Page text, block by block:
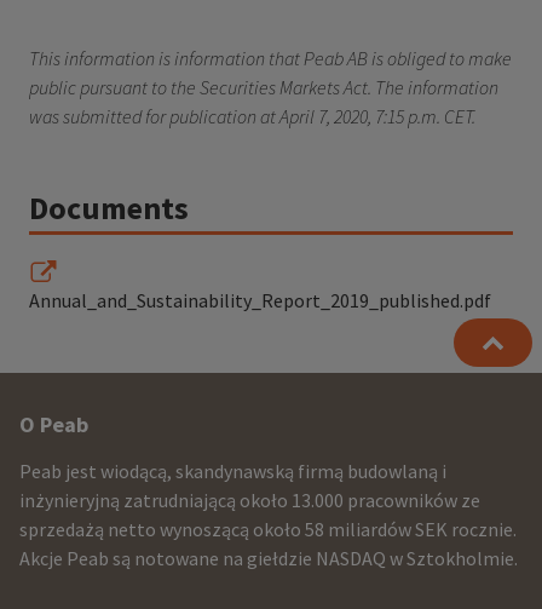
This information is information that Peab AB is obliged to make
public pursuant to the Securities Markets Act. The information
was submitted for publication at April 7, 2020, 7:15 p.m. CET.
Documents
Annual_and_Sustainability_Report_2019_published.pdf
Other
infomration
and
contact
information
O Peab
Peab jest wiodącą, skandynawską firmą budowlaną i
inżynieryjną zatrudniającą około 13.000 pracowników ze
sprzedażą netto wynoszącą około 58 miliardów SEK rocznie.
Akcje Peab są notowane na giełdzie NASDAQ w Sztokholmie.